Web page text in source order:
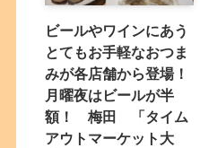
ビールやワインにあう
とてもお手軽なおつま
みが各店舗から登場！
月曜夜はビールが半
額！ 梅田 「タイム
アウトマーケット大